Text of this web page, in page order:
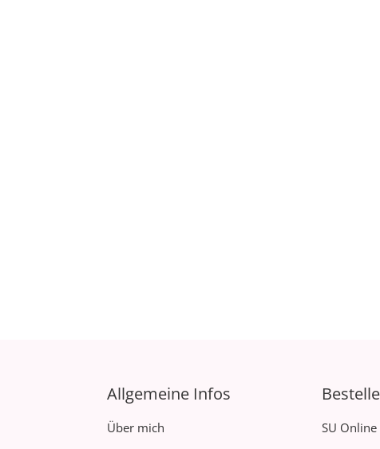
Allgemeine Infos
Über mich
SU Online